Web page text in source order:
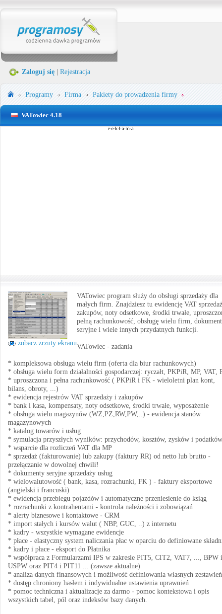
Zaloguj się Rejestracja
Programy Firma Pakiety do prowadzenia firmy
VATowiec 4.18
zobacz zrzuty ekranu
VATowiec program służy do obsługi sprzedaży dla
małych firm. Znajdziesz tu ewidencję VAT
zakupów, noty odsetkowe, środki trwałe,
pełną rachunkowość, obsługę wielu firm,
seryjne i wiele innych przydatnych funkcji.
VATowiec - zadania
* kompleksowa obsługa wielu firm (oferta dla biur rachunkowych)
* obsługa wielu form działalności gospodarczej: ryczałt, PKPiR, MP, VAT,
* uproszczona i pełna rachunkowość ( PKPiR i FK - wieloletni plan kont,
bilans, obroty, ...)
* ewidencja rejestrów VAT sprzedaży i zakupów
* bank i kasa, kompensaty, noty odsetkowe, środki trwałe, wyposażenie
* obsługa wielu magazynów (WZ,PZ,RW,PW,..) - ewidencja stanów
magazynowych
* katalog towarów i usług
* symulacja przyszłych wyników: przychodów, kosztów, zysków i podatków
* wsparcie dla rozliczeń VAT dla MP
* sprzedaż (fakturowanie) lub zakupy (faktury RR) od netto lub brutto -
przełączanie w dowolnej chwili!
* dokumenty seryjne sprzedaży usług
* wielowalutowość ( bank, kasa, rozrachunki, FK ) - faktury eksportowe
(angielski i francuski)
* ewidencja przebiegu pojazdów i automatyczne przeniesienie do ksiąg
* rozrachunki z kontrahentami - kontrola należności i zobowiązań
* alerty biznesowe i kontaktowe - CRM
* import stałych i kursów walut ( NBP, GUC, ..) z internetu
* kadry - wszystkie wymagane ewidencje
* płace - elastyczny system naliczania płac w oparciu do definiowane
* kadry i płace - eksport do Płatnika
* współpraca z Formularzami IPS w zakresie PIT5, CIT2, VAT7, ..., BPW i
USPW oraz PIT4 i PIT11 ... (zawsze aktualne)
* analiza danych finansowych i możliwość definiowania własnych zestawień
* dostęp chroniony hasłem i indywidualne ustawienia uprawnień
* pomoc techniczna i aktualizacje za darmo - pomoc kontekstowa i opis
wszystkich tabel, pól oraz indeksów bazy danych.